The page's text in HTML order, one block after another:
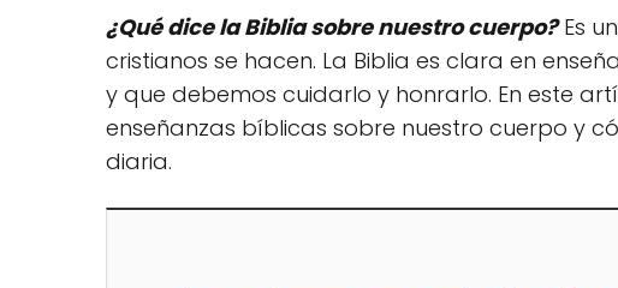
¿Qué dice la Biblia sobre nuestro cuerpo?Es
cristianos se hacen. La Biblia es clara en
y que debemos cuidarlo y honrarlo. En este
enseñanzas bíblicas sobre nuestro cuerpo y
diaria.